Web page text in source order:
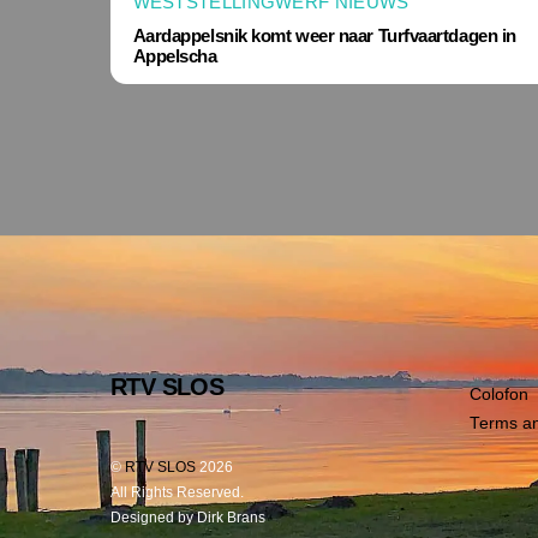
Aardappelsnik komt weer naar Turfvaartdagen in
Appelscha
RTV SLOS Colofon
Terms
©RTV SLOS 2026
All Rights Reserved.
Designed by Dirk Brans